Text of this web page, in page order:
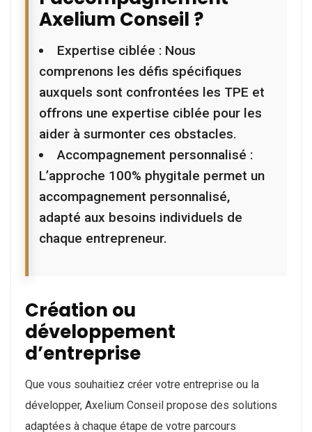
Axelium Conseil ?
Expertise ciblée : Nous
comprenons les défis spécifiques
auxquels sont confrontées les TPE et
offrons une expertise ciblée pour les
aider à surmonter ces obstacles.
Accompagnement personnalisé :
L’approche 100% phygitale permet un
accompagnement personnalisé,
adapté aux besoins individuels de
chaque entrepreneur.
Création ou
développement
d’entreprise
Que vous souhaitiez créer votre entreprise ou la
développer, Axelium Conseil propose des solutions
adaptées à chaque étape de votre parcours